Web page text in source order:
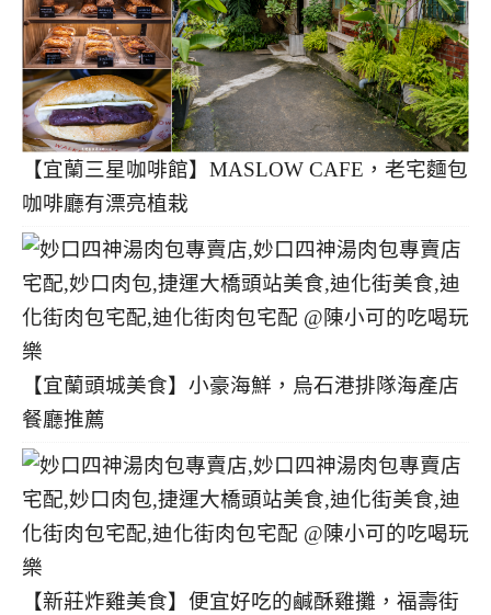
【宜蘭三星咖啡館】MASLOW CAFE，老宅麵包
咖啡廳有漂亮植栽
【宜蘭頭城美食】小豪海鮮，烏石港排隊海產店
餐廳推薦
【新莊炸雞美食】便宜好吃的鹹酥雞攤，福壽街